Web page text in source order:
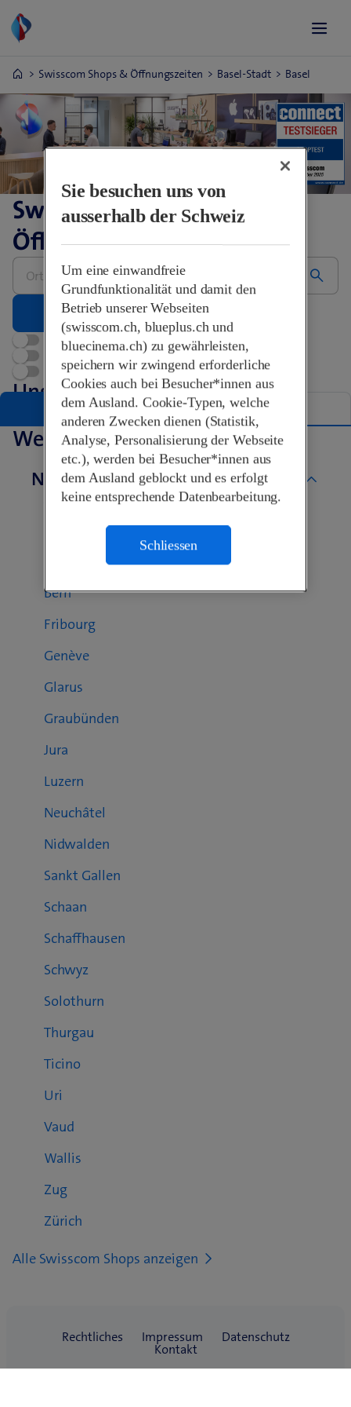
Swisscom Shops & Öffnungszeiten Basel-Stadt Basel
Swisscom Shops &
Öffnungszeiten
Bitte
Adresse
Jetzt geöffnet
Terminvereinbarung
Swisscom World Partner
Unsere Shops in Basel
Liste Karte
Weitere Swisscom Shops
Nach Kanton
Aargau
Basel-Landschaft
Basel-Stadt
Bern
Fribourg
Genève
Glarus
Graubünden
Jura
Luzern
Neuchâtel
Nidwalden
Sankt Gallen
Schaan
Schaffhausen
Schwyz
Solothurn
Thurgau
Ticino
Uri
Vaud
Wallis
Zug
Zürich
Alle Swisscom Shops anzeigen
Sie besuchen uns von
ausserhalb der Schweiz
Um eine einwandfreie
Grundfunktionalität und damit den
Betrieb unserer Webseiten
(swisscom.ch, blueplus.ch und
bluecinema.ch) zu gewährleisten,
speichern wir zwingend erforderliche
Cookies auch bei Besucher*innen aus
dem Ausland. Cookie-Typen, welche
anderen Zwecken dienen (Statistik,
Analyse, Personalisierung der Webseite
etc.), werden bei Besucher*innen aus
dem Ausland geblockt und es erfolgt
keine entsprechende Datenbearbeitung.
Schliessen